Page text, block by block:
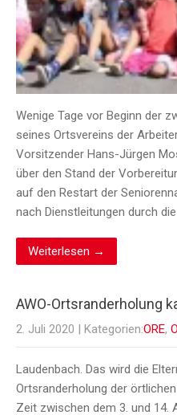
Wenige Tage vor Beginn der
seines Ortsvereins der
Vorsitzender Hans-Jürgen
über den Stand der
auf den Restart der
nach Dienstleitungen durch
Weiterlesen →
AWO-Ortsranderholung
2. Juli 2020 | Kategorien:ORE,
Laudenbach. Das wird die
Ortsranderholung der
Zeit zwischen dem 3. und 14.